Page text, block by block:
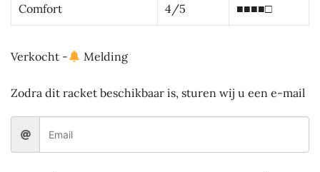
Comfort 4/5 ■■■■□
Verkocht - Melding
Zodra dit racket beschikbaar is, sturen wij u een e-mail